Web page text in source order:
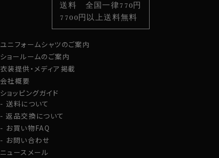
スタイルから選ぶ
カジュアルシャツ
定番シャツ
財布・名刺入れ
バッグ
ストール・マフラー
グローブ
ユニフォームシャツのご案内
ショールームのご案内
衣装提供・メディア掲載
会社概要
ショッピングガイド
送料について
返品交換について
お買い物FAQ
お問い合わせ
ニュースメール
送料 全国一律770円
7700円以上送料無料